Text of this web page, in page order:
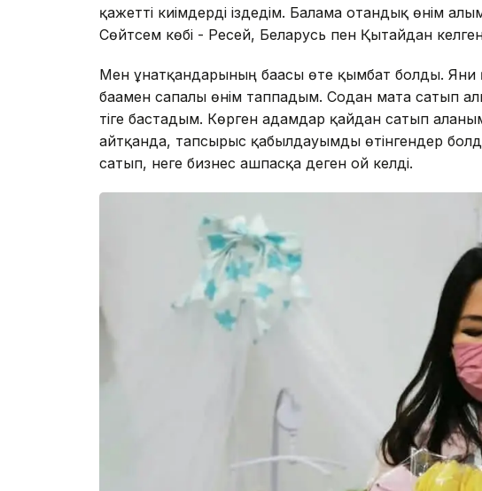
қажетті киімдерді іздедім. Балама отандық өнім
Сөйтсем көбі - Ресей, Беларусь пен Қытайдан
Мен ұнатқандарының бағасы өте қымбат болды.
бағамен сапалы өнім таппадым. Содан мата сатып
тіге бастадым. Көрген адамдар қайдан сатып
айтқанда, тапсырыс қабылдауымды өтінгендер
сатып, неге бизнес ашпасқа деген ой келді.